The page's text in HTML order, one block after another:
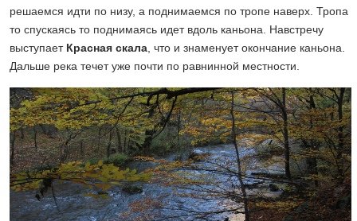
решаемся идти по низу, а поднимаемся по тропе наверх. Тропа
то спускаясь то поднимаясь идет вдоль каньона. Навстречу
выступает Красная скала , что и знаменует окончание каньона.
Дальше река течет уже почти по равнинной местности.